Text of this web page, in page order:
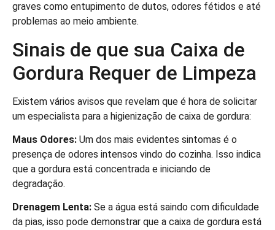
graves como entupimento de dutos, odores fétidos e até
problemas ao meio ambiente.
Sinais de que sua Caixa de
Gordura Requer de Limpeza
Existem vários avisos que revelam que é hora de solicitar
um especialista para a higienização de caixa de gordura:
Maus Odores: Um dos mais evidentes sintomas é o
presença de odores intensos vindo do cozinha. Isso indica
que a gordura está concentrada e iniciando de
degradação.
Drenagem Lenta: Se a água está saindo com dificuldade
da pias, isso pode demonstrar que a caixa de gordura está